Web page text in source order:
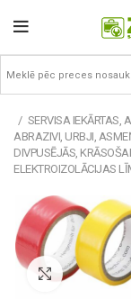
SERVISA IEKĀRTAS,
ABRAZIVI, URBJI,
DIVPUSĒJĀS,
ELEKTROIZOLĀCIJAS
Pietuvināt